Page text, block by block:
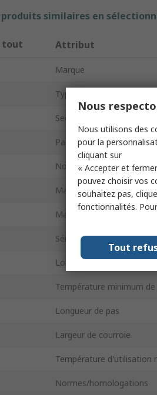
produits similaires en
tout Attribut
Marque
Type de produit
Section de courroie
Pas
Nombre de dents
Matériau du cordon
Matériau
Série
Longueur de courroie
Température minimum
Longueur de pas
Largeur de courroie
Température d'utilisation
Normes/homologations
Nous
Nous utilisons des
pour la
cliquant sur
« Accepter et
pouvez choisir vos
souhaitez pas,
fonctionnalités.
Tout